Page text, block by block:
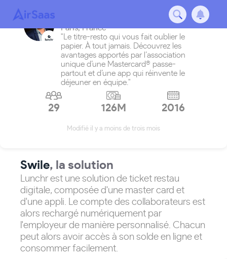
Paris,France
"Le titre-resto qui vous fait oublier le
papier. À tout jamais. Découvrez les
avantages apportés par l’association
unique d’une Mastercard® passe-
partout et d’une app qui réinvente le
déjeuner en équipe."
29 126M 2016
Modifié il y a moins de trois mois
Swile, la solution
Lunchr est une solution de ticket restau
digitale, composée d'une master card et
d'une appli. Le compte des collaborateurs est
alors rechargé numériquement par
l'employeur de manière personnalisé. Chacun
peut alors avoir accès à son solde en ligne et
consommer facilement.